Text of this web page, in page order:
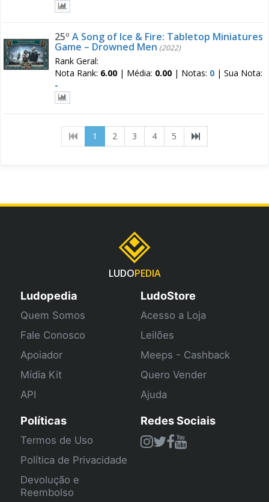
25º A Song of Ice & Fire: Tabletop Miniatures
Game – Drowned Men (2022)
Rank Geral:
Nota Rank: 6.00 | Média: 0.00 | Notas: 0 | Sua Nota:
-
1 (current)
2 3 4 5
LUDOPEDIA
Ludopedia
Quem Somos
Fale Conosco
Apoiador
Mídia Kit
API
LudoStore
Acesso a Loja
Leilões
Meeps - Cashback
Quero Vender
Ajuda
Políticas
Termos de Uso
Política de Privacidade
Devolução e
Reembolso
Redes Sociais